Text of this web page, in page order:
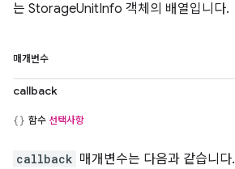
는 StorageUnitInfo 객체의 배열입니다.
매개변수
callback
함수 선택사항
callback 매개변수는 다음과 같습니다.